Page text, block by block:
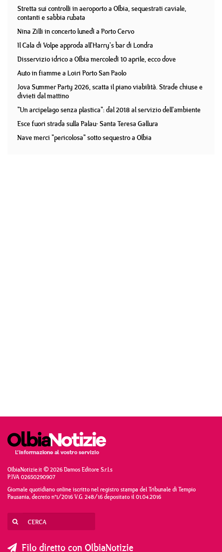
Stretta sui controlli in aeroporto a Olbia, sequestrati caviale,
contanti e sabbia rubata
Nina Zilli in concerto lunedì a Porto Cervo
Il Cala di Volpe approda all'Harry's bar di Londra
Disservizio idrico a Olbia mercoledì 10 aprile, ecco dove
Auto in fiamme a Loiri Porto San Paolo
Jova Summer Party 2026, scatta il piano viabilità. Strade chiuse e
divieti dal mattino
"Un arcipelago senza plastica": dal 2018 al servizio dell'ambiente
Esce fuori strada sulla Palau- Santa Teresa Gallura
Nave merci "pericolosa" sotto sequestro a Olbia
OlbiaNotizie.it © 2026 Damos Editore S.r.l.s
P.IVA 02650290907
Giornale quotidiano online iscritto nel registro stampa del Tribunale di Tempio
Pausania, decreto n°1/2016 V.G. 248/16 depositato il 01.04.2016
Filo diretto con OlbiaNotizie